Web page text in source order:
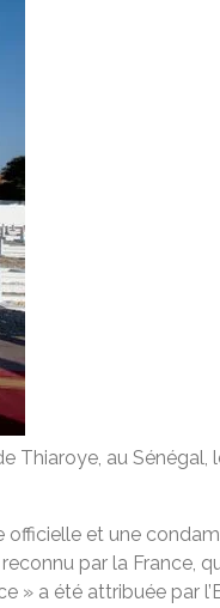
Thiaroye, au Sénégal,
officielle et une
par la France,
» a été attribuée par